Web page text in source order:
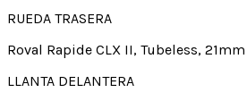
RUEDA TRASERA
Roval Rapide CLX II, Tubeless,
LLANTA DELANTERA